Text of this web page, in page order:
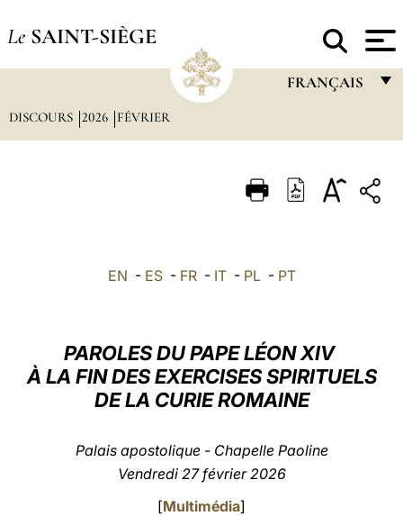
Le SAINT-SIÈGE
FRANÇAIS
ITALIANO
العربيّة
中文
DISCOURS 2026 FÉVRIER
EN - ES- FR- IT- PL- PT
PAROLES DU PAPE LÉON XIV
À LA FIN DES EXERCISES SPIRITUELS
DE LA CURIE ROMAINE
Palais apostolique - Chapelle Paoline
Vendredi 27 février 2026
[Multimédia]